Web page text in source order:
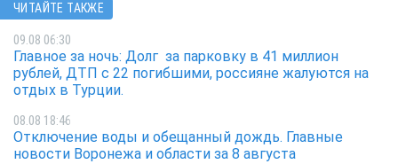
ЧИТАЙТЕ ТАКЖЕ
09.08 06:30
Главное за ночь: Долг за парковку в 41 миллион
рублей, ДТП с 22 погибшими, россияне жалуются на
отдых в Турции.
08.08 18:46
Отключение воды и обещанный дождь. Главные
новости Воронежа и области за 8 августа